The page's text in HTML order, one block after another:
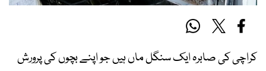
کراچی کی صابرہ ایک سنگل ماں ہیں جو اپنے بچوں کی پرورش